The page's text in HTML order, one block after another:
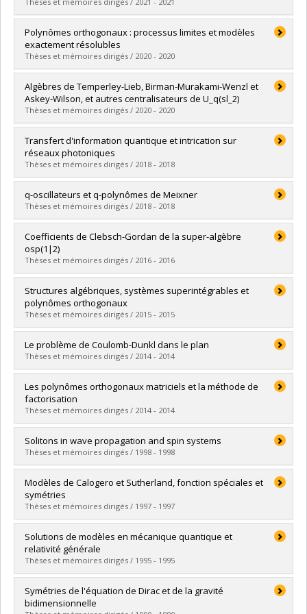
A. Harrow, M.Christandl, G. Chiribella, L. Vinet, Quantum
Information and Representation Theory, Session du
29th International Colloquium on Group Theoretical
Methods In Physics, Tianjin, Août 2012;
E. Farhi, L. Vinet, School on Quantum Information,
African Institute for Mathematical Sciences (AIMS), Cape
Town, Juin 2012;
Y. Saint-Aubin, L. Vinet, Session spéciale en physique
mathématique, Réunion annuelle d’été de la Société
Mathématiquedu Canada, Régina, Juin 2012.
Lien vers le document dans Papyrus
Diplômé(e) :Bergeron, Geoffroy
Cycle :Doctorat
Diplôme obtenu :Ph. D.
Lien vers le document dans Papyrus
Polynômes orthogonaux : processus limites et modèles
exactement résolubles
Thèses et mémoires dirigés / 2020 - 2020
Diplômé(e) :Lemay, Jean-Michel
Cycle :Doctorat
Diplôme obtenu :Ph. D.
Lien vers le document dans Papyrus
Algèbres de Temperley-Lieb, Birman-Murakami-Wenzl et
Askey-Wilson, et autres centralisateurs de U_q(sl_2)
Thèses et mémoires dirigés / 2020 - 2020
Diplômé(e) :Zaimi, Meri
Cycle :Maîtrise
Diplôme obtenu :M. Sc.
Lien vers le document dans Papyrus
Transfert d'information quantique et intrication sur
réseaux photoniques
Thèses et mémoires dirigés / 2018 - 2018
Diplômé(e) :Bossé, Éric-Olivier
Cycle : Maîtrise
Diplôme obtenu :M. Sc.
Lien vers le document dans Papyrus
q-oscillateurs et q-polynômes de Meixner
Thèses et mémoires dirigés / 2018 - 2018
Diplômé(e) :Gaboriaud, Julien
Cycle :Maîtrise
Diplôme obtenu :M. Sc.
Lien vers le document dans Papyrus
Coefficients de Clebsch-Gordan de la super-algèbre
osp(1|2)
Thèses et mémoires dirigés / 2016 - 2016
Diplômé(e) :Bergeron, Geoffroy
Cycle :Maîtrise
Diplôme obtenu :M. Sc.
Lien vers le document dans Papyrus
Structures algébriques, systèmes superintégrables et
polynômes orthogonaux
Thèses et mémoires dirigés / 2015 - 2015
Diplômé(e) :Genest, Vincent
Cycle : Doctorat
Diplôme obtenu :Ph. D.
Lien vers le document dans Papyrus
Le problème de Coulomb-Dunkl dans le plan
Thèses et mémoires dirigés / 2014 - 2014
Diplômé(e) :Lapointe, Andréanne
Cycle :Maîtrise
Diplôme obtenu :M. Sc.
Lien vers le document dans Papyrus
Les polynômes orthogonaux matriciels et la méthode de
factorisation
Thèses et mémoires dirigés / 2014 - 2014
Diplômé(e) :Greavu, Cristina
Cycle : Maîtrise
Diplôme obtenu :M. Sc.
Lien vers le document dans Papyrus
Solitons in wave propagation and spin systems
Thèses et mémoires dirigés / 1998 - 1998
Diplômé(e) :Loutsenko, Igor
Cycle :Doctorat
Diplôme obtenu :Ph. D.
Lien vers le document dans Papyrus
Modèles de Calogero et Sutherland, fonction spéciales et
symétries
Thèses et mémoires dirigés / 1997 - 1997
Diplômé(e) :Lapointe, Luc
Cycle :Doctorat
Diplôme obtenu :Ph. D.
Lien vers le document dans Papyrus
Solutions de modèles en mécanique quantique et
relativité générale
Thèses et mémoires dirigés / 1995 - 1995
Diplômé(e) : Létourneau, Pascal
Cycle :Maîtrise
Symétries de l'équation de Dirac et de la gravité
bidimensionnelle